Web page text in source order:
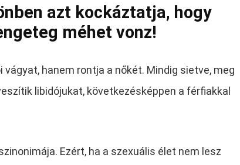
azt kockáztatja, hogy
méhet vonz!
hanem rontja a nőkét. Mindig sietve, meg
libidójukat, következésképpen a férfiakkal
Ezért, ha a szexuális élet nem lesz